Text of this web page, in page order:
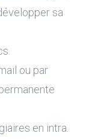
sa
ou par
en intra.